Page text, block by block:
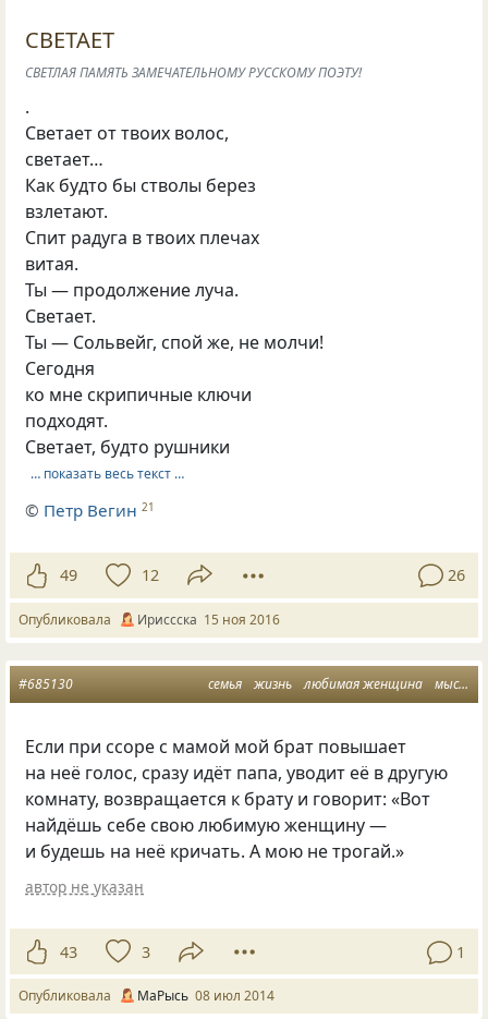
СВЕТАЕТ
СВЕТЛАЯ ПАМЯТЬ ЗАМЕЧАТЕЛЬНОМУ РУССКОМУ ПОЭТУ!
.
Светает от твоих волос,
светает…
Как будто бы стволы берез
взлетают.
Спит радуга в твоих плечах
витая.
Ты — продолжение луча.
Светает.
Ты — Сольвейг, спой же, не молчи!
Сегодня
ко мне скрипичные ключи
подходят.
Светает, будто рушники
… показать весь текст …
© Петр Вегин 21
49 12 26
Опубликовала Ириссска 15 ноя 2016
семья жизнь любимая женщина мысли
#685130
Если при ссоре с мамой мой брат повышает
на неё голос, сразу идёт папа, уводит её в другую
комнату, возвращается к брату и говорит: «Вот
найдёшь себе свою любимую женщину —
и будешь на неё кричать. А мою не трогай.»
автор не указан
43 3 1
Опубликовала МаРысь 08 июл 2014